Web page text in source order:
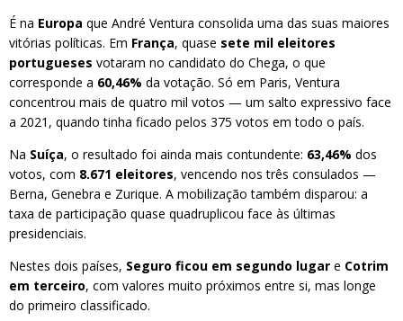
É na Europa que André Ventura consolida uma das suas maiores
vitórias políticas. Em França, quase sete mil eleitores
portugueses votaram no candidato do Chega, o que
corresponde a 60,46% da votação. Só em Paris, Ventura
concentrou mais de quatro mil votos — um salto expressivo face
a 2021, quando tinha ficado pelos 375 votos em todo o país.
Na Suíça, o resultado foi ainda mais contundente: 63,46% dos
votos, com 8.671 eleitores, vencendo nos três consulados —
Berna, Genebra e Zurique. A mobilização também disparou: a
taxa de participação quase quadruplicou face às últimas
presidenciais.
Nestes dois países, Seguro ficou em segundo lugar e Cotrim
em terceiro, com valores muito próximos entre si, mas longe
do primeiro classificado.